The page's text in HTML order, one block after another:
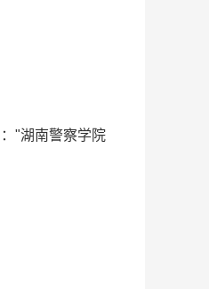
"湖南警察学院